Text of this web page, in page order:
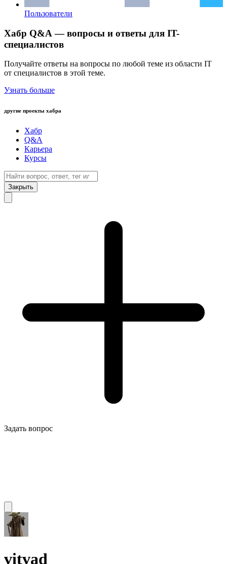
Пользователи
Хабр Q&A — вопросы и ответы для IT-
специалистов
Получайте ответы на вопросы по любой теме из области IT
от специалистов в этой теме.
Узнать больше
другие проекты хабра
Хабр
Q&A
Карьера
Курсы
Закрыть
Задать вопрос
vitvad